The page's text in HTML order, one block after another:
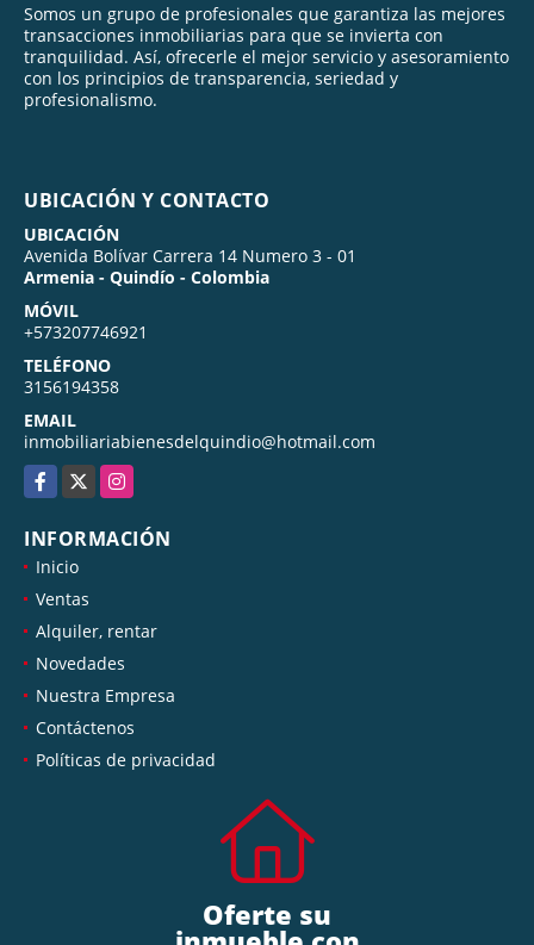
Somos un grupo de profesionales que garantiza las mejores
transacciones inmobiliarias para que se invierta con
tranquilidad. Así, ofrecerle el mejor servicio y asesoramiento
con los principios de transparencia, seriedad y
profesionalismo.
UBICACIÓN Y CONTACTO
UBICACIÓN
Avenida Bolívar Carrera 14 Numero 3 - 01
Armenia - Quindío - Colombia
MÓVIL
+573207746921
TELÉFONO
3156194358
EMAIL
inmobiliariabienesdelquindio@hotmail.com
Facebook
X Instagram
INFORMACIÓN
Inicio
Ventas
Alquiler, rentar
Novedades
Nuestra Empresa
Contáctenos
Políticas de privacidad
Oferte su